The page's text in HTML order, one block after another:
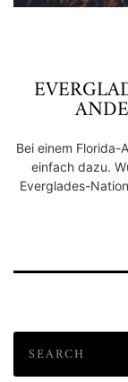
Bei einem
einfach dazu.
Everglades-